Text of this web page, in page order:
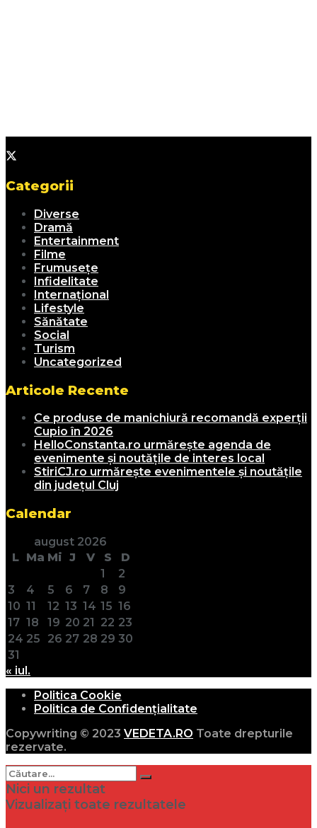
Categorii
Diverse
Dramă
Entertainment
Filme
Frumusețe
Infidelitate
Internațional
Lifestyle
Sănătate
Social
Turism
Uncategorized
Articole Recente
Ce produse de manichiură recomandă experții
Cupio în 2026
HelloConstanta.ro urmărește agenda de
evenimente și noutățile de interes local
StiriCJ.ro urmărește evenimentele și noutățile
din județul Cluj
Calendar
august 2026
L Ma Mi J V S
D
1
2
3
4 5 6 7 8
9
10 11 12 13 14 15 16
17 18 19 20 21 22 23
24 25 26 27 28 29 30
31
« iul.
Politica Cookie
Politica de Confidențialitate
Copywriting © 2023 VEDETA.RO Toate drepturile
rezervate.
Nici un rezultat
Vizualizați toate rezultatele